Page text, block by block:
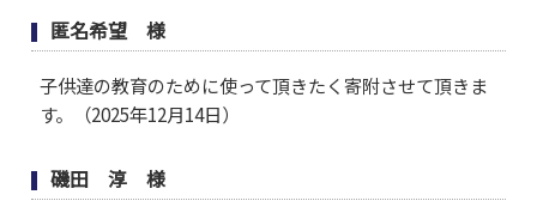
匿名希望 様
子供達の教育のために使って頂きたく寄附させて頂きま
す。（2025年12月14日）
磯田 淳 様